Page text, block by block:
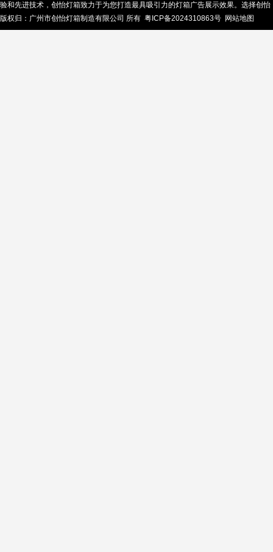
验和先进技术，创怡灯箱致力于为您打造最具吸引力的灯箱广告展示效果。选择创怡
版权归：广州市创怡灯箱制造有限公司 所有 粤ICP备2024310863号 网站地图